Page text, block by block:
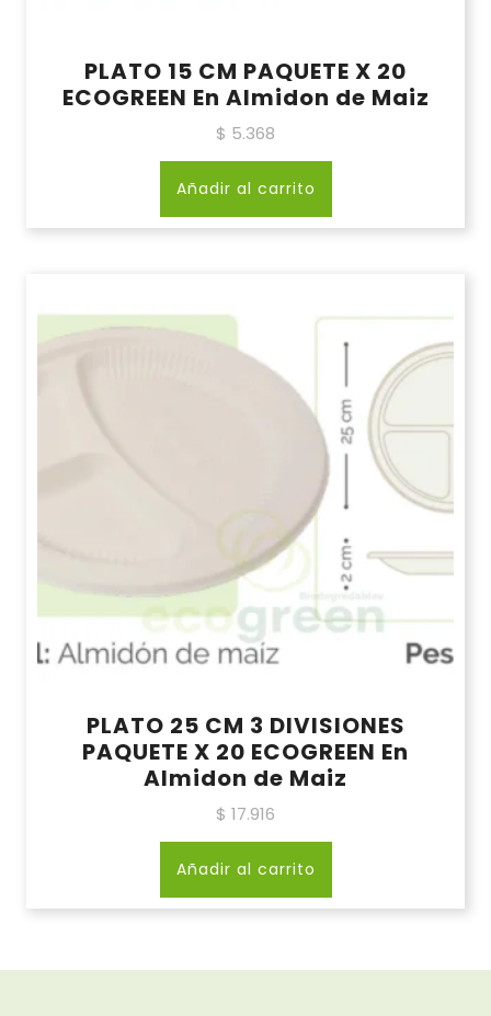
PLATO 15 CM PAQUETE X 20
ECOGREEN En Almidon de Maiz
$ 5.368
Añadir al carrito
PLATO 25 CM 3 DIVISIONES
PAQUETE X 20 ECOGREEN En
Almidon de Maiz
$ 17.916
Añadir al carrito